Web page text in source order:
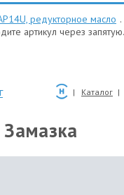
редукторное масло
артикул через запятую.
Каталог
Замазка